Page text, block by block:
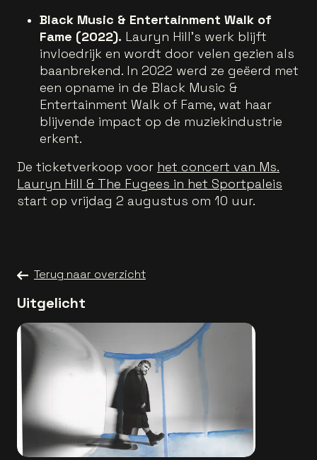
Black Music & Entertainment Walk of
Fame (2022). Lauryn Hill's werk blijft
invloedrijk en wordt door velen gezien als
baanbrekend. In 2022 werd ze geëerd met
een opname in de Black Music &
Entertainment Walk of Fame, wat haar
blijvende impact op de muziekindustrie
erkent​.
De ticketverkoop voor het concert van Ms.
Lauryn Hill & The Fugees in het Sportpaleis
start op vrijdag 2 augustus om 10 uur.
Terug naar overzicht
Uitgelicht